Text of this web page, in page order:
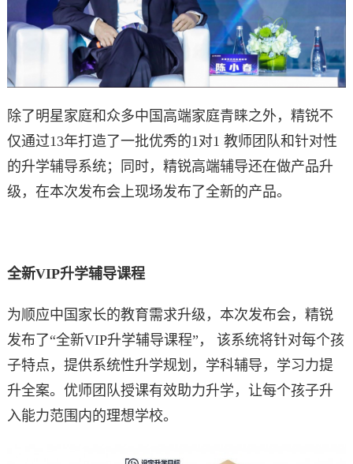
除了明星家庭和众多中国高端家庭青睐之外，精锐不
仅通过13年打造了一批优秀的1对1 教师团队和针对性
的升学辅导系统；同时，精锐高端辅导还在做产品升
级，在本次发布会上现场发布了全新的产品。
全新VIP升学辅导课程
为顺应中国家长的教育需求升级，本次发布会，精锐
发布了“全新VIP升学辅导课程”， 该系统将针对每个孩
子特点，提供系统性升学规划，学科辅导，学习力提
升全案。优师团队授课有效助力升学，让每个孩子升
入能力范围内的理想学校。